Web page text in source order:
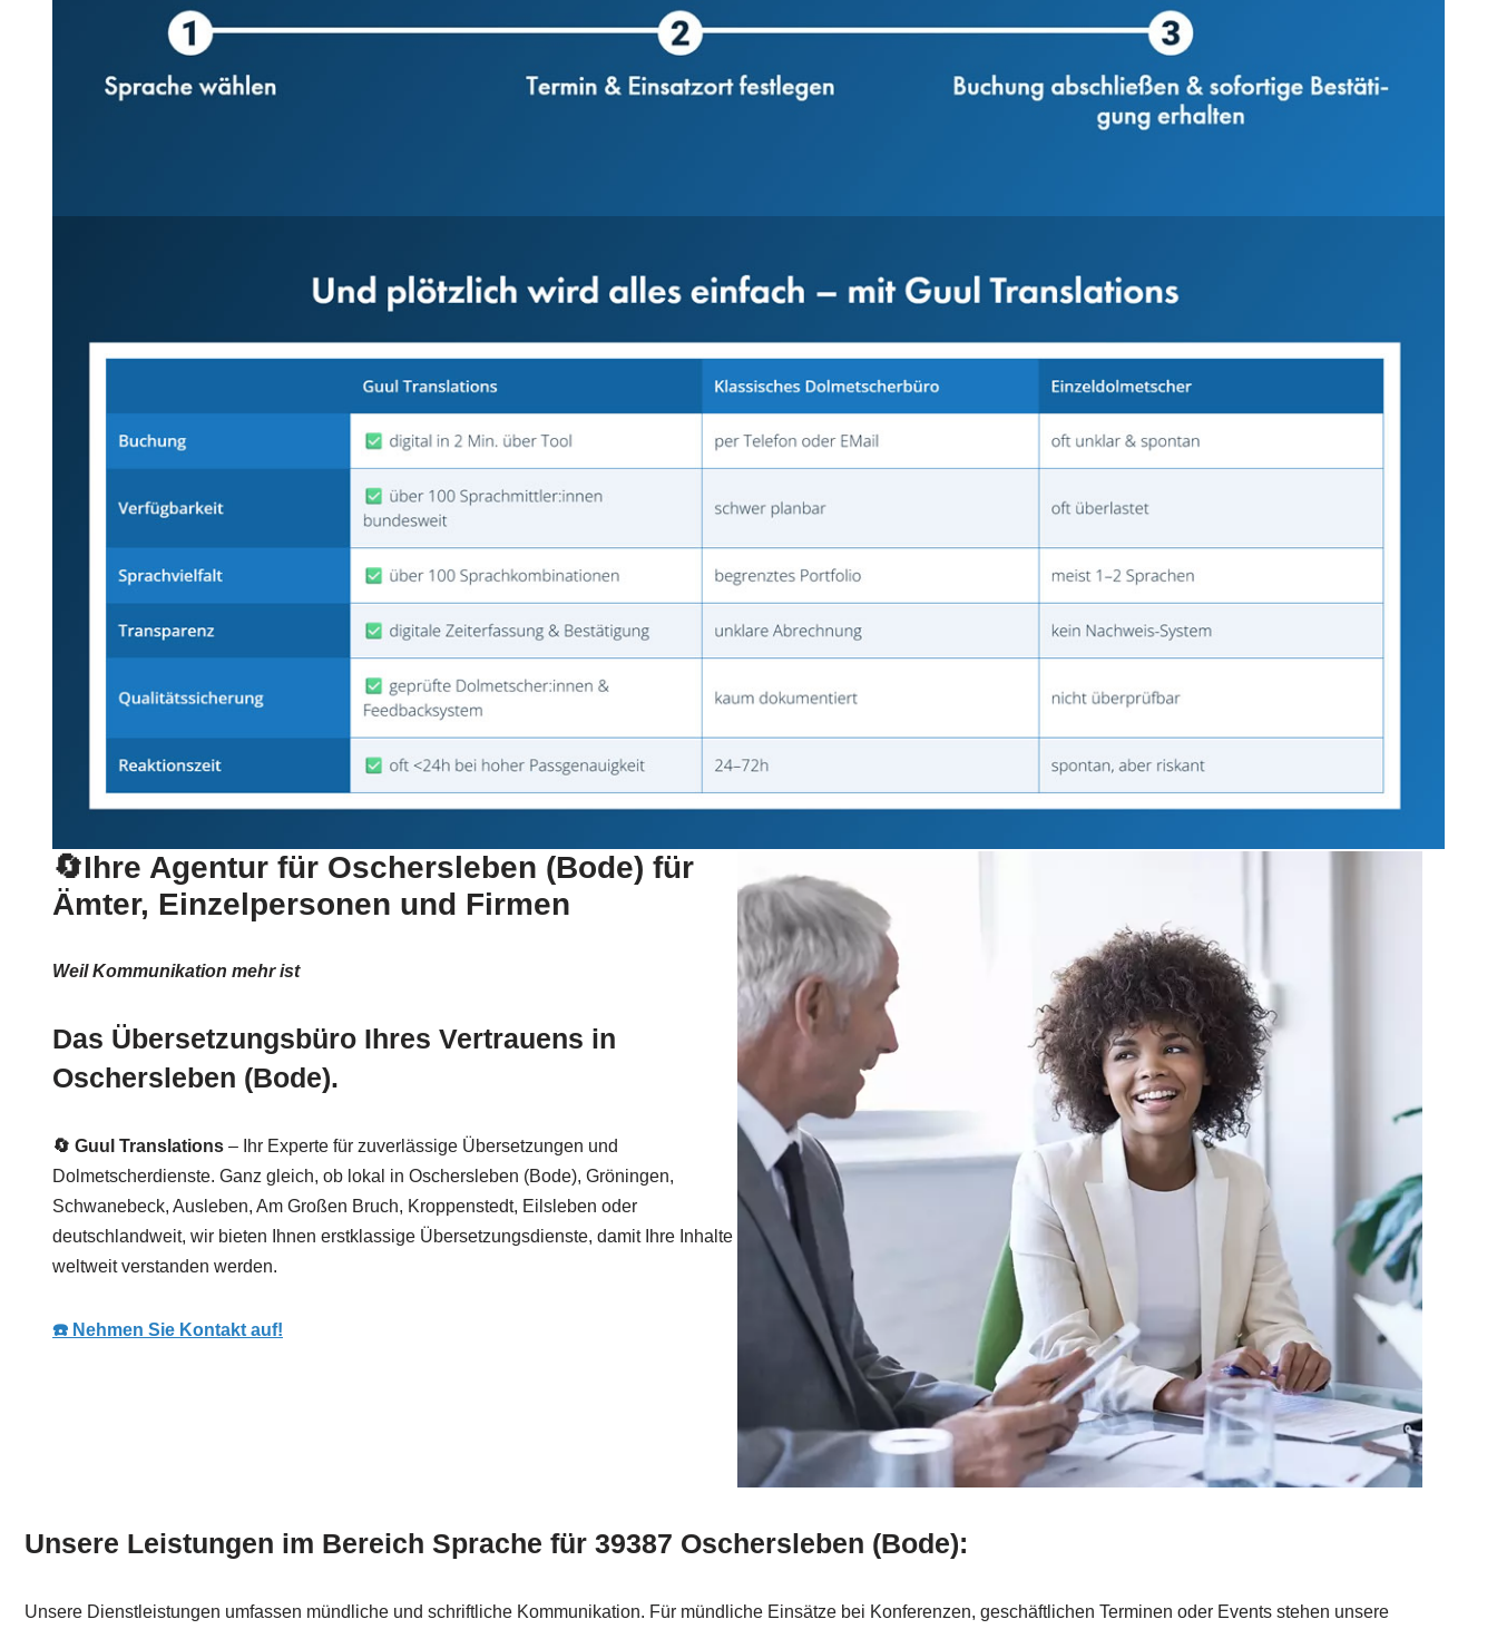
🔄Ihre Agentur für Oschersleben (Bode) für
Ämter, Einzelpersonen und Firmen
Weil Kommunikation mehr ist
Das Übersetzungsbüro Ihres Vertrauens in
Oschersleben (Bode).
🔄 Guul Translations – Ihr Experte für zuverlässige Übersetzungen und
Dolmetscherdienste. Ganz gleich, ob lokal in Oschersleben (Bode), Gröningen,
Schwanebeck, Ausleben, Am Großen Bruch, Kroppenstedt, Eilsleben oder
deutschlandweit, wir bieten Ihnen erstklassige Übersetzungsdienste, damit Ihre Inhalte
weltweit verstanden werden.
☎️ Nehmen Sie Kontakt auf!
Unsere Leistungen im Bereich Sprache für 39387 Oschersleben (Bode):
Unsere Dienstleistungen umfassen mündliche und schriftliche Kommunikation. Für mündliche Einsätze bei Konferenzen, geschäftlichen Terminen oder Events stehen unsere